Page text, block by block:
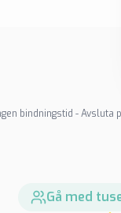
bindningstid -
Gå med